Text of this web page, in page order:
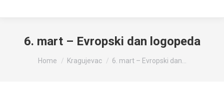
6. mart – Evropski dan logopeda
You are here:
Home Kragujevac 6. mart – Evropski dan…